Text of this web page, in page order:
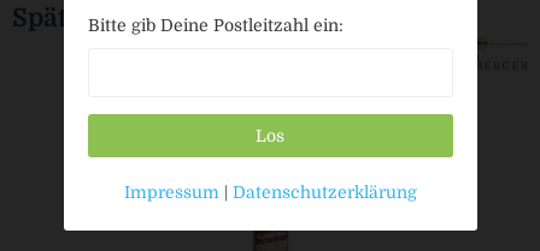
Spätburgunder - BIO
Bitte gib Deine Postleitzahl ein:
Los
Impressum | Datenschutzerklärung